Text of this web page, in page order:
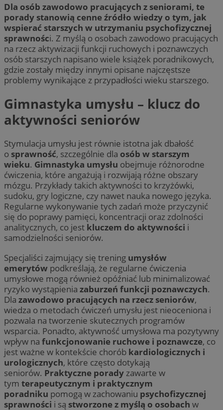
Dla osób zawodowo pracujących z seniorami, te
porady stanowią cenne źródło wiedzy o tym, jak
wspierać starszych w utrzymaniu psychofizycznej
sprawności. Z myślą o osobach zawodowo pracujących
na rzecz aktywizacji funkcji ruchowych i poznawczych
osób starszych napisano wiele książek poradnikowych,
gdzie zostały między innymi opisane najczęstsze
problemy wynikające z przypadłości wieku starszego.
Gimnastyka umysłu – klucz do
aktywności seniorów
Stymulacja umysłu jest równie istotna jak dbałość
o sprawność, szczególnie dla osób w starszym
wieku. Gimnastyka umysłu obejmuje różnorodne
ćwiczenia, które angażują i rozwijają różne obszary
mózgu. Przykłady takich aktywności to krzyżówki,
sudoku, gry logiczne, czy nawet nauka nowego języka.
Regularne wykonywanie tych zadań może przyczynić
się do poprawy pamięci, koncentracji oraz zdolności
analitycznych, co jest kluczem do aktywności i
samodzielności seniorów.
Specjaliści zajmujący się trening umysłów
emerytów podkreślają, że regularne ćwiczenia
umysłowe mogą również opóźniać lub minimalizować
ryzyko wystąpienia zaburzeń funkcji poznawczych.
Dla zawodowo pracujących na rzecz seniorów,
wiedza o metodach ćwiczeń umysłu jest nieoceniona i
pozwala na tworzenie skutecznych programów
wsparcia. Ponadto, aktywność umysłowa ma pozytywny
wpływ na funkcjonowanie ruchowe i poznawcze, co
jest ważne w kontekście chorób kardiologicznych i
urologicznych, które często dotykają
seniorów. Praktyczne poradyzawarte w
tym terapeutycznym i praktycznym
poradniku pomogą w zachowaniu psychofizycznej
sprawności i są stworzone z myślą o osobach w